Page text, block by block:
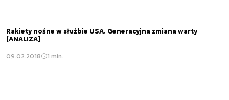
Rakiety nośne w służbie USA. Generacyjna zmiana warty
[ANALIZA]
09.02.2018 1 min.